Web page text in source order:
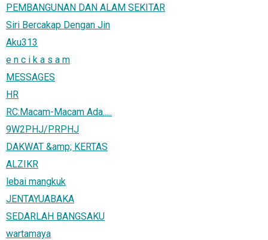
PEMBANGUNAN DAN ALAM SEKITAR
Siri Bercakap Dengan Jin
Aku313
e n c i k a s a m
MESSAGES
HR
RC:Macam-Macam Ada.....
9W2PHJ/PRPHJ
DAKWAT &amp; KERTAS
ALZIKR
lebai mangkuk
JENTAYUABAKA
SEDARLAH BANGSAKU
wartamaya